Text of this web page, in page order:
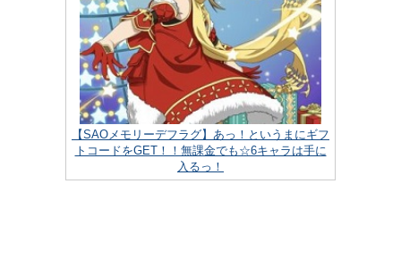
【SAOメモリーデフラグ】あっ！というまにギフ
トコードをGET！！無課金でも☆6キャラは手に
入るっ！